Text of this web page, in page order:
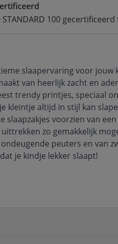
STANDARD 100
slaapervaring voor jouw
van heerlijk zacht en
trendy printjes, speciaal
kleintje altijd in stijl kan
slaapzakjes voorzien van
zo gemakkelijk
peuters en van
je kindje lekker slaapt!